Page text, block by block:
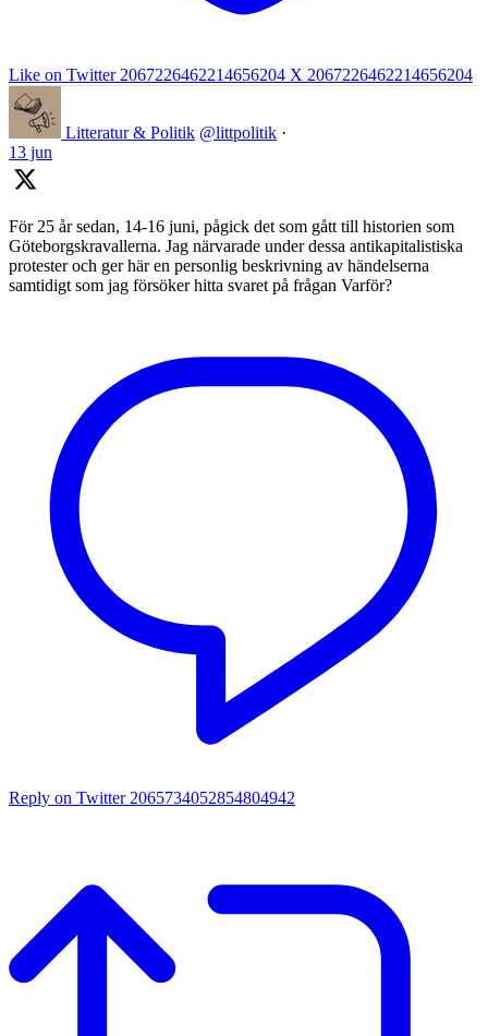
Like on Twitter 2067226462214656204 X 2067226462214656204
Litteratur & Politik @littpolitik ·
13 jun
För 25 år sedan, 14-16 juni, pågick det som gått till historien som
Göteborgskravallerna. Jag närvarade under dessa antikapitalistiska
protester och ger här en personlig beskrivning av händelserna
samtidigt som jag försöker hitta svaret på frågan Varför?
Reply on Twitter 2065734052854804942